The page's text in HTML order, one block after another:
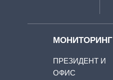
МОНИТОРИНГ
ПРЕЗИДЕНТ И
ОФИС